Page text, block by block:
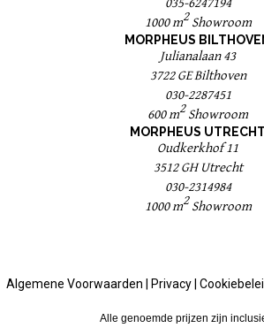
035-6247194
1000 m2Showroom
MORPHEUS
Julianalaan 43
3722 GE Bilthoven
030-2287451
600 m2 Showroom
MORPHEUS UTRECHT
Oudkerkhof 11
3512 GH Utrecht
030-2314984
1000 m2Showroom
Algemene Voorwaarden Privacy
Alle genoemde prijzen zijn